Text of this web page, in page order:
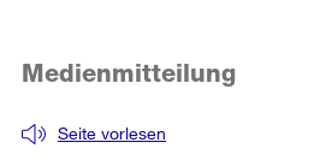
Seite vorlesen
Medienmitteilung